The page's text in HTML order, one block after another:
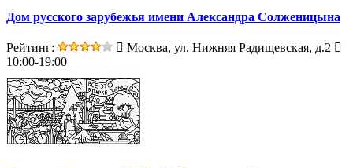
Дом русского зарубежья имени Александра Солженицына
Рейтинг:
Москва, ул. Нижняя Радищевская, д.2
10:00-19:00